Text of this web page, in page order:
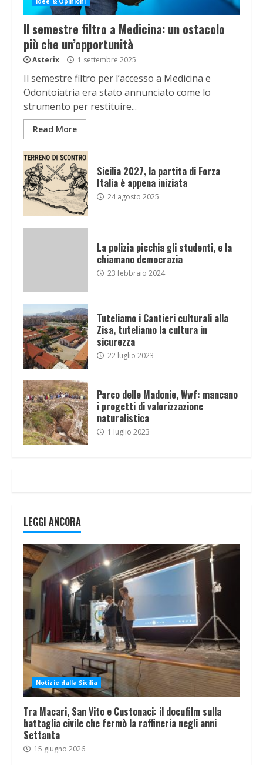
Il semestre filtro a Medicina: un ostacolo
più che un’opportunità
Asterix 1 settembre 2025
Il semestre filtro per l’accesso a Medicina e
Odontoiatria era stato annunciato come lo
strumento per restituire...
Read More
Sicilia 2027, la partita di Forza
Italia è appena iniziata
24 agosto 2025
La polizia picchia gli studenti, e la
chiamano democrazia
23 febbraio 2024
Tuteliamo i Cantieri culturali alla
Zisa, tuteliamo la cultura in
sicurezza
22 luglio 2023
Parco delle Madonie, Wwf: mancano
i progetti di valorizzazione
naturalistica
1 luglio 2023
LEGGI ANCORA
Notizie dalla Sicilia
Tra Macari, San Vito e Custonaci: il docufilm sulla
battaglia civile che fermò la raffineria negli anni
Settanta
15 giugno 2026